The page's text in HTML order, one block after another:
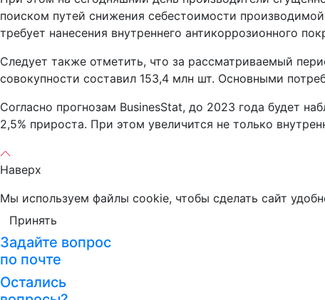
поиском путей снижения себестоимости
требует нанесения внутреннего антикоррозионного
Следует также отметить, что за рассматриваемый
совокупности составил 153,4 млн шт. Основными
Согласно прогнозам BusinesStat, до 2023 года будет
2,5% прироста. При этом увеличится не только
Наверх
Мы используем файлы cookie, чтобы сделать сайт
Принять
Задайте вопрос
по почте
Остались